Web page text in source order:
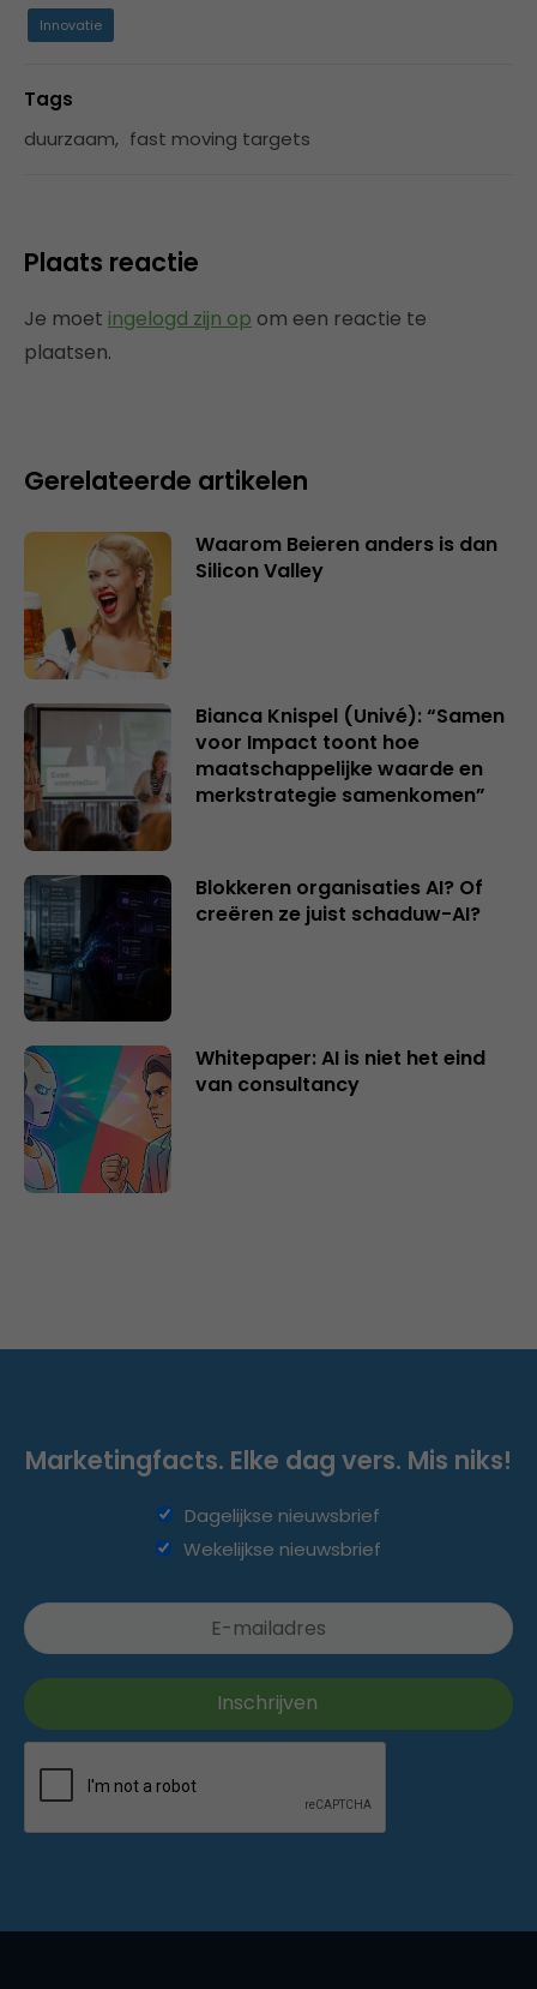
Innovatie
Tags
duurzaam, fast moving targets
Plaats reactie
Je moet ingelogd zijn op om een reactie te
plaatsen.
Gerelateerde artikelen
Waarom Beieren anders is dan
Silicon Valley
Bianca Knispel (Univé): “Samen
voor Impact toont hoe
maatschappelijke waarde en
merkstrategie samenkomen”
Blokkeren organisaties AI? Of
creëren ze juist schaduw-AI?
Whitepaper: AI is niet het eind
van consultancy
Marketingfacts. Elke dag vers. Mis niks!
Dagelijkse nieuwsbrief
Wekelijkse nieuwsbrief